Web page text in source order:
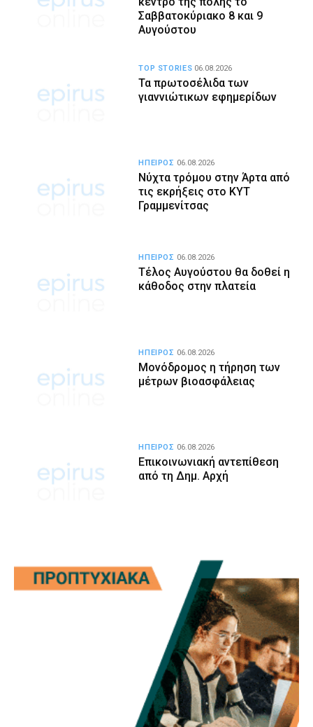
Σαββατοκύριακο 8 και 9
Αυγούστου
Τα πρωτοσέλιδα των
γιαννιώτικων εφημερίδων
TOP STORIES 06.08.2026
Νύχτα τρόμου στην Άρτα από
τις εκρήξεις στο ΚΥΤ
Γραμμενίτσας
ΗΠΕΙΡΟΣ 06.08.2026
Τέλος Αυγούστου θα δοθεί η
κάθοδος στην πλατεία
ΗΠΕΙΡΟΣ 06.08.2026
Μονόδρομος η τήρηση των
μέτρων βιοασφάλειας
ΗΠΕΙΡΟΣ 06.08.2026
Επικοινωνιακή αντεπίθεση
από τη Δημ. Αρχή
ΗΠΕΙΡΟΣ 06.08.2026